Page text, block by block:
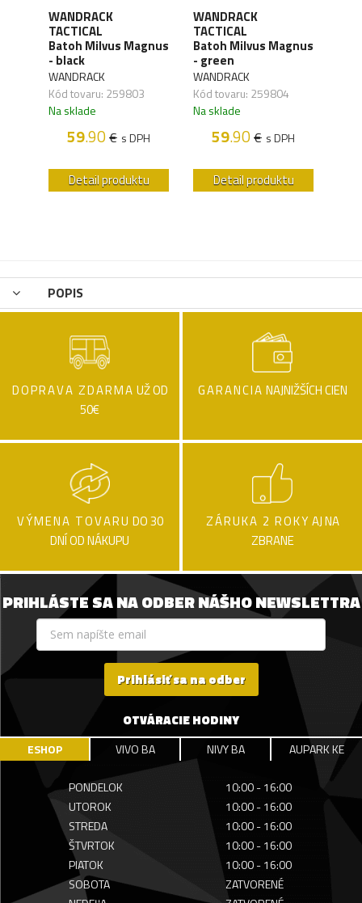
WANDRACK
TACTICAL
Batoh Milvus Magnus
- black
WANDRACK
Kód tovaru: 259803
Na sklade
59.90€ s DPH
Detail produktu
WANDRACK
TACTICAL
Batoh Milvus Magnus
- green
WANDRACK
Kód tovaru: 259804
Na sklade
59.90€ s DPH
Detail produktu
POPIS
DOPRAVA ZDARMA UŽ OD
50€
GARANCIA NAJNIŽŠÍCH CIEN
VÝMENA TOVARU DO 30
DNÍ OD NÁKUPU
ZÁRUKA 2 ROKY AJ NA
ZBRANE
PRIHLÁSTE SA NA ODBER NÁŠHO NEWSLETTRA
Prihlásiť sa na odber
OTVÁRACIE HODINY
ESHOP VIVO BA NIVY BA AUPARK KE
PONDELOK
10:00 - 16:00
UTOROK
10:00 - 16:00
STREDA
10:00 - 16:00
ŠTVRTOK
10:00 - 16:00
PIATOK
10:00 - 16:00
SOBOTA
ZATVORENÉ